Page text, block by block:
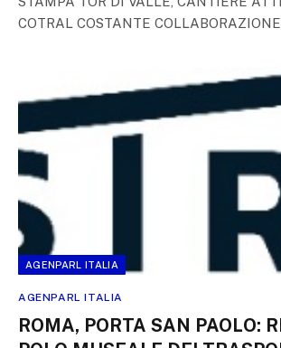
COTRAL COSTANTE
AGENPARL ITALIA
AGENPARL ITALIA
ROMA, PORTA SAN PAOLO: